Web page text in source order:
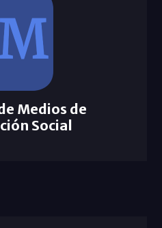
Medios de
Social